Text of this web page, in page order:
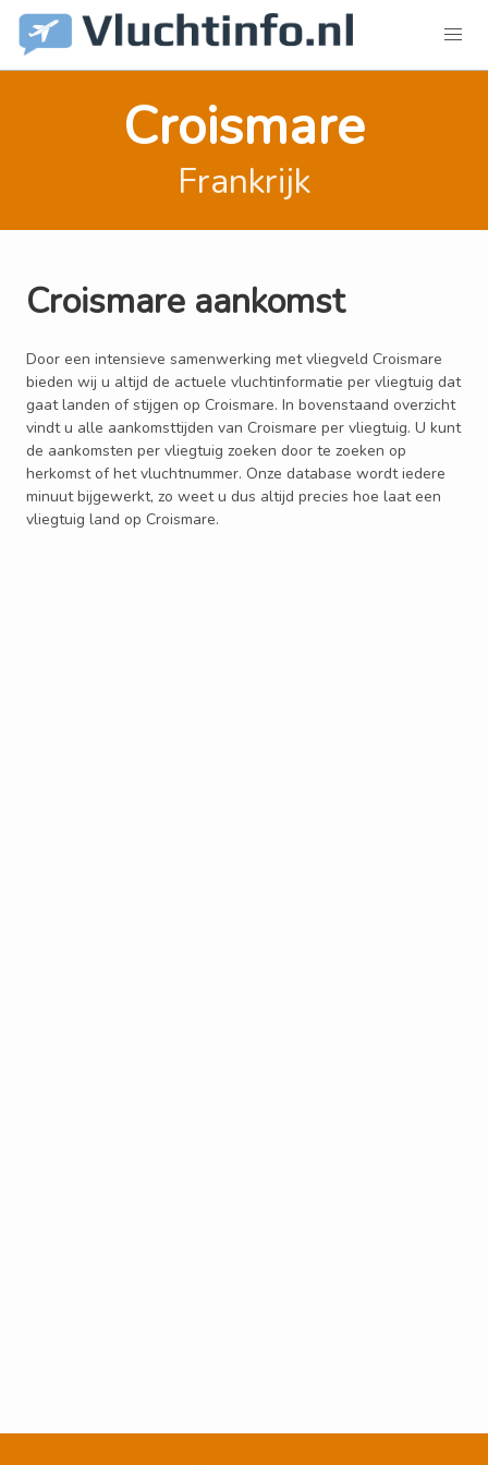
Croismare
Frankrijk
Croismare aankomst
Door een intensieve samenwerking met vliegveld Croismare
bieden wij u altijd de actuele vluchtinformatie per vliegtuig dat
gaat landen of stijgen op Croismare. In bovenstaand overzicht
vindt u alle aankomsttijden van Croismare per vliegtuig. U kunt
de aankomsten per vliegtuig zoeken door te zoeken op
herkomst of het vluchtnummer. Onze database wordt iedere
minuut bijgewerkt, zo weet u dus altijd precies hoe laat een
vliegtuig land op Croismare.